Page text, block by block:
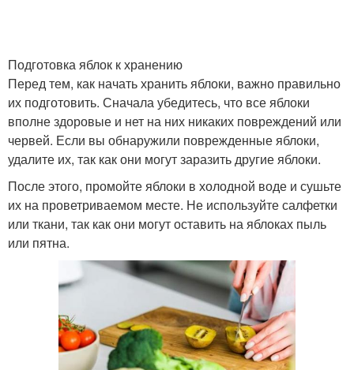
Подготовка яблок к хранению
Перед тем, как начать хранить яблоки, важно правильно
их подготовить. Сначала убедитесь, что все яблоки
вполне здоровые и нет на них никаких повреждений или
червей. Если вы обнаружили поврежденные яблоки,
удалите их, так как они могут заразить другие яблоки.
После этого, промойте яблоки в холодной воде и сушьте
их на проветриваемом месте. Не используйте салфетки
или ткани, так как они могут оставить на яблоках пыль
или пятна.